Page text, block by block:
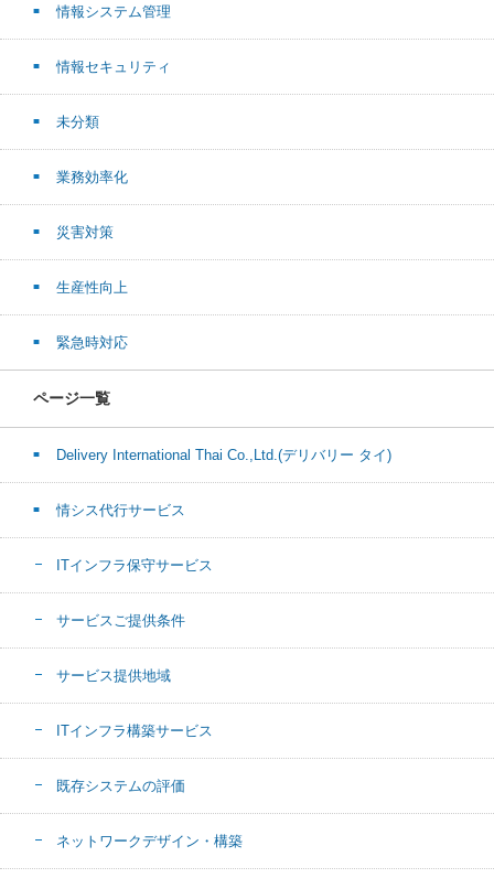
情報システム管理
情報セキュリティ
未分類
業務効率化
災害対策
生産性向上
緊急時対応
ページ一覧
Delivery International Thai Co.,Ltd.(デリバリー タイ)
情シス代行サービス
ITインフラ保守サービス
サービスご提供条件
サービス提供地域
ITインフラ構築サービス
既存システムの評価
ネットワークデザイン・構築